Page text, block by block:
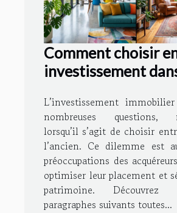
Comment choisir
investissement
L’investissement
nombreuses questions,
lorsqu’il s’agit de choisir
l’ancien. Ce dilemme est
préoccupations des
optimiser leur placement et
patrimoine.
paragraphes suivants toutes...